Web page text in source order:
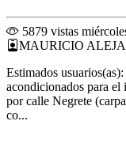
5879 vistas
MAURICIO
Estimados
acondicionados para el
por calle Negrete
co...